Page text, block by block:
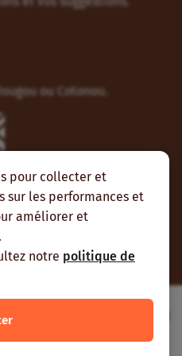
pour collecter et
sur les performances et
améliorer et
notre politique de
ou Cotonou.
à nos flux RSS et nous
de l’Agence